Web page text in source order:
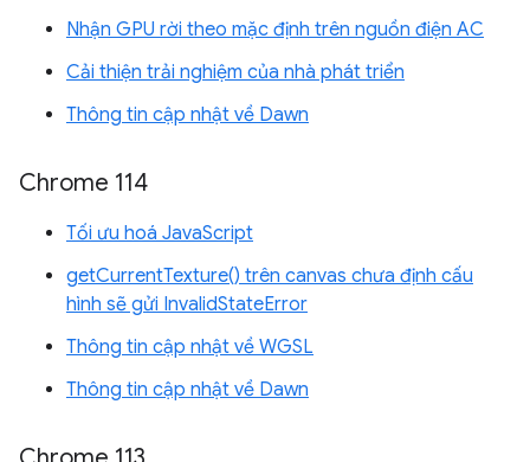
Nhận GPU rời theo mặc định trên nguồn điện AC
Cải thiện trải nghiệm của nhà phát triển
Thông tin cập nhật về Dawn
Chrome 114
Tối ưu hoá JavaScript
getCurrentTexture() trên canvas chưa định cấu
hình sẽ gửi InvalidStateError
Thông tin cập nhật về WGSL
Thông tin cập nhật về Dawn